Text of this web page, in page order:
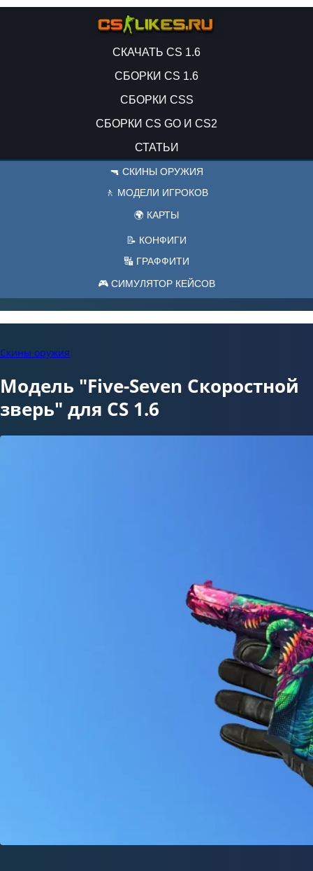
СКАЧАТЬ CS 1.6
СБОРКИ CS 1.6
СБОРКИ CSS
СБОРКИ CS GO И CS2
СТАТЬИ
🔫 СКИНЫ ОРУЖИЯ
🚶 МОДЕЛИ ИГРОКОВ
🌍 КАРТЫ
📝 КОНФИГИ
🔣 ГРАФФИТИ
🎮 СИМУЛЯТОР КЕЙСОВ
Скины оружия
Модель "Five-Seven Скоростной
зверь" для CS 1.6